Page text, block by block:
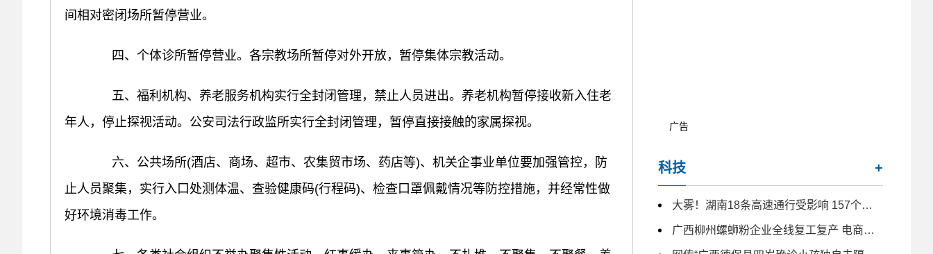
间相对密闭场所暂停营业。
四、个体诊所暂停营业。各宗教场所暂停对外开放，暂停集体宗教活动。
五、福利机构、养老服务机构实行全封闭管理，禁止人员进出。养老机构暂停接收新入住老
年人，停止探视活动。公安司法行政监所实行全封闭管理，暂停直接接触的家属探视。
六、公共场所(酒店、商场、超市、农集贸市场、药店等)、机关企事业单位要加强管控，防
止人员聚集，实行入口处测体温、查验健康码(行程码)、检查口罩佩戴情况等防控措施，并经常性做
好环境消毒工作。
广告
科技 +
大雾！湖南18条高速通行受影响 157个收费站临时交通管制
广西柳州螺蛳粉企业全线复工复产 电商主播日夜带货